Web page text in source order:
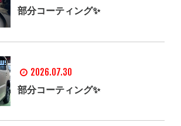
部分コーティング✨
2026.07.30
部分コーティング✨